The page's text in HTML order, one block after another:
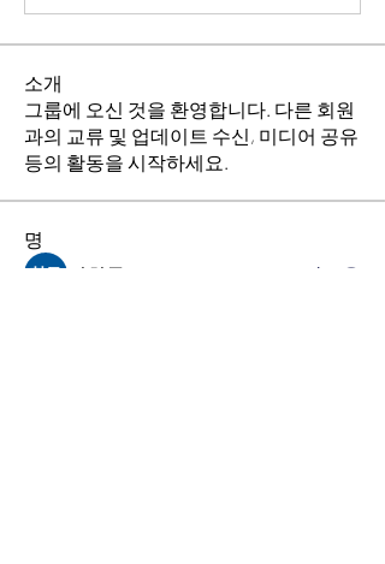
소개
그룹에 오신 것을 환영합니다. 다른 회원
과의 교류 및 업데이트 수신, 미디어 공유
등의 활동을 시작하세요.
명
김희두
팔로우